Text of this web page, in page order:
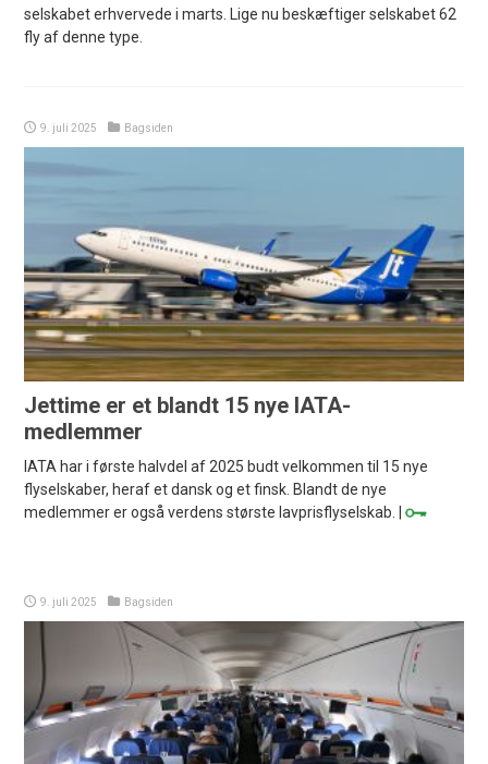
selskabet erhvervede i marts. Lige nu beskæftiger selskabet 62
fly af denne type.
9. juli 2025 Bagsiden
Jettime er et blandt 15 nye IATA-
medlemmer
IATA har i første halvdel af 2025 budt velkommen til 15 nye
flyselskaber, heraf et dansk og et finsk. Blandt de nye
medlemmer er også verdens største lavprisflyselskab. |
9. juli 2025 Bagsiden